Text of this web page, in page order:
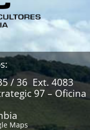
/ 36 Ext. 4083
97 – Oficina
Maps